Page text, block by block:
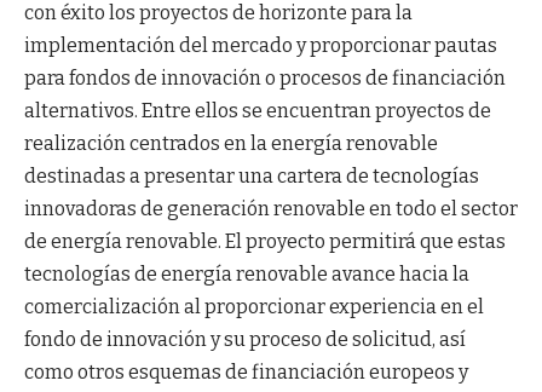
con éxito los proyectos de horizonte para la
implementación del mercado y proporcionar pautas
para fondos de innovación o procesos de financiación
alternativos. Entre ellos se encuentran proyectos de
realización centrados en la energía renovable
destinadas a presentar una cartera de tecnologías
innovadoras de generación renovable en todo el sector
de energía renovable. El proyecto permitirá que estas
tecnologías de energía renovable avance hacia la
comercialización al proporcionar experiencia en el
fondo de innovación y su proceso de solicitud, así
como otros esquemas de financiación europeos y